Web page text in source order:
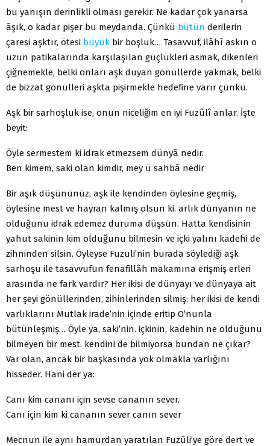
bu yanışın derinlikli olması gerekir. Ne kadar çok yanarsa
âşık, o kadar pişer bu meydanda. Çünkü bütün derilerin
çaresi aşktır, ötesi büyük bir boşluk… Tasavvuf, ilâhî askın o
uzun patikalarında karşılaşılan güçlükleri asmak, dikenleri
çiğnemekle, belki onları aşk duyan gönüllerde yakmak, belki
de bizzat gönülleri aşkta pişirmekle hedefine varır çünkü.
Aşk bir sarhoşluk ise, onun niceliğim en iyi Fuzûlî anlar. İşte
beyit:
Öyle sermestem ki idrak etmezsem dünyâ nedir.
Ben kimem, saki olan kimdir, mey ü sahbâ nedir
Bir aşık düşününüz, aşk ile kendinden öylesine geçmiş,
öylesine mest ve hayran kalmış olsun ki. arlık dünyanın ne
olduğunu idrak edemez duruma düşsün. Hatta kendisinin
yahut sakinin kim olduğunu bilmesin ve içki yalını kadehi de
zihninden silsin. Öyleyse Fuzuli’nin burada söylediği aşk
sarhoşu ile tasavvufun fenafillâh makamına erişmiş erleri
arasında ne fark vardır? Her ikisi de dünyayı ve dünyaya ait
her şeyi gönüllerinden, zihinlerinden silmiş: her ikisi de kendi
varlıklarını Mutlak irade’nin içinde eritip O’nunla
bütünleşmiş… Öyle ya, saki’nin. içkinin, kadehin ne olduğunu
bilmeyen bir mest. kendini de bilmiyorsa bundan ne çıkar?
Var olan, ancak bir başkasında yok olmakla varlığını
hisseder. Hani der ya:
Canı kim cananı için sevse cananın sever.
Canı için kim ki cananın sever canın sever
Mecnun ile aynı hamurdan yaratılan Fuzûli’ye göre dert ve